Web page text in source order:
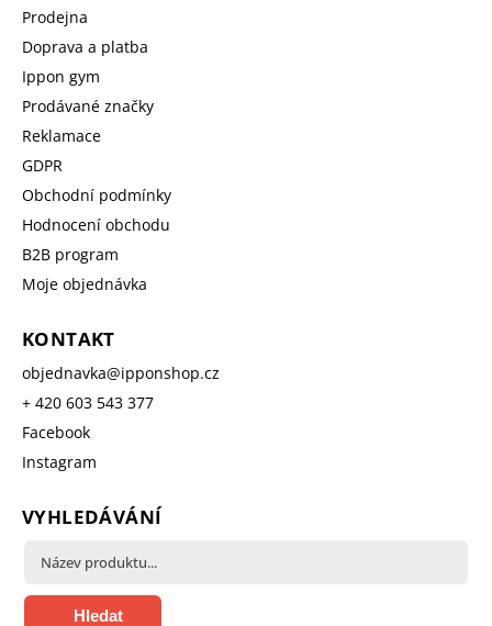
Prodejna
Doprava a platba
Ippon gym
Prodávané značky
Reklamace
GDPR
Obchodní podmínky
Hodnocení obchodu
B2B program
Moje objednávka
KONTAKT
objednavka@ipponshop.cz
+ 420 603 543 377
Facebook
Instagram
VYHLEDÁVÁNÍ
Hledat